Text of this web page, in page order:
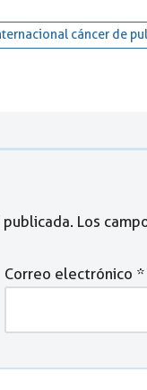
cáncer de
Los
Correo electrónico *